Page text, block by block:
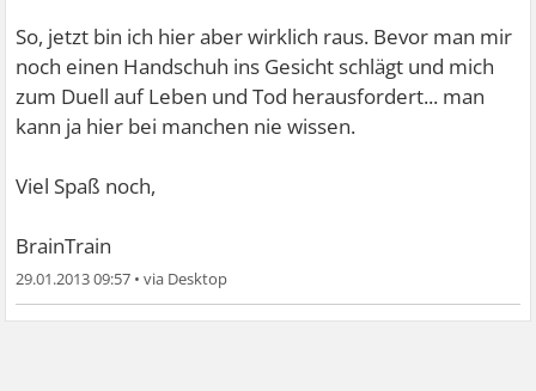
So, jetzt bin ich hier aber wirklich raus. Bevor man mir
noch einen Handschuh ins Gesicht schlägt und mich
zum Duell auf Leben und Tod herausfordert... man
kann ja hier bei manchen nie wissen.
Viel Spaß noch,
BrainTrain
29.01.2013 09:57 •